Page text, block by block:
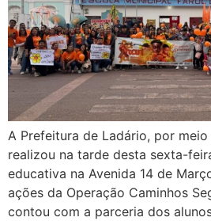
A Prefeitura de Ladário, por
realizou na tarde desta sexta-
educativa na Avenida 14 de
ações da Operação Caminhos
contou com a parceria dos